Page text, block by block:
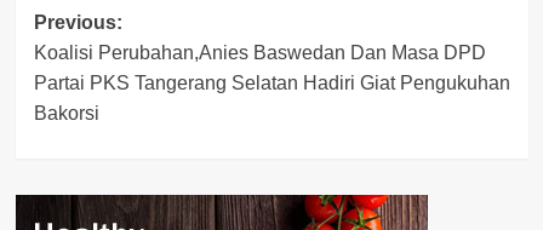
Post
navigation
Previous:
Koalisi Perubahan,Anies Baswedan Dan Masa DPD
Partai PKS Tangerang Selatan Hadiri Giat Pengukuhan
Bakorsi